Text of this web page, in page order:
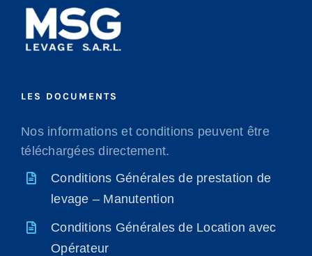
LES DOCUMENTS
Nos informations et conditions peuvent être
téléchargées directement.
Conditions Générales de prestation de
levage – Manutention
Conditions Générales de Location avec
Opérateur